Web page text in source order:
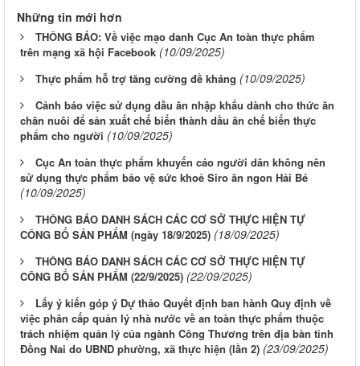
Những tin mới hơn
THÔNG BÁO: Về việc mạo danh Cục An toàn thực phẩm
trên mạng xã hội Facebook (10/09/2025)
Thực phẩm hỗ trợ tăng cường đề kháng (10/09/2025)
Cảnh báo việc sử dụng dầu ăn nhập khẩu dành cho thức ăn
chăn nuôi để sản xuất chế biến thành dầu ăn chế biến thực
phẩm cho người (10/09/2025)
Cục An toàn thực phẩm khuyến cáo người dân không nên
sử dụng thực phẩm bảo vệ sức khoẻ Siro ăn ngon Hải Bé
(10/09/2025)
THÔNG BÁO DANH SÁCH CÁC CƠ SỞ THỰC HIỆN TỰ
CÔNG BỐ SẢN PHẨM (ngày 18/9/2025) (18/09/2025)
THÔNG BÁO DANH SÁCH CÁC CƠ SỞ THỰC HIỆN TỰ
CÔNG BỐ SẢN PHẨM (22/9/2025) (22/09/2025)
Lấy ý kiến góp ý Dự thảo Quyết định ban hành Quy định về
việc phân cấp quản lý nhà nước về an toàn thực phẩm thuộc
trách nhiệm quản lý của ngành Công Thương trên địa bàn tỉnh
Đồng Nai do UBND phường, xã thực hiện (lần 2) (23/09/2025)